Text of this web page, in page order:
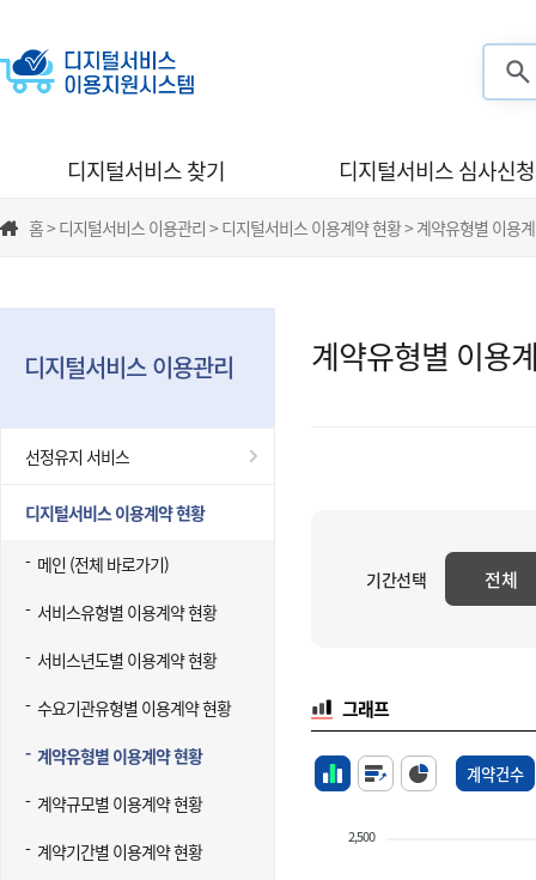
디지털서비스 찾기 디지털서비스 심사신청
홈 > 디지털서비스 이용관리 > 디지털서비스 이용계약 현황 > 계약유형별 이용
디지털서비스 이용관리
선정유지 서비스
디지털서비스 이용계약 현황
메인 (전체 바로가기)
서비스유형별 이용계약 현황
서비스년도별 이용계약 현황
수요기관유형별 이용계약 현황
계약유형별 이용계약 현황
계약규모별 이용계약 현황
계약기간별 이용계약 현황
계약유형별 이용
기간선택 전체
그래프
계약건수
2,500